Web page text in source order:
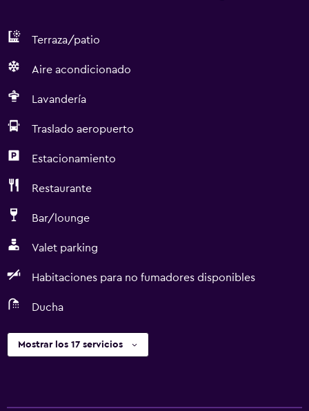
Terraza/patio
Aire acondicionado
Lavandería
Traslado aeropuerto
Estacionamiento
Restaurante
Bar/lounge
Valet parking
Habitaciones para no fumadores disponibles
Ducha
Mostrar los 17 servicios